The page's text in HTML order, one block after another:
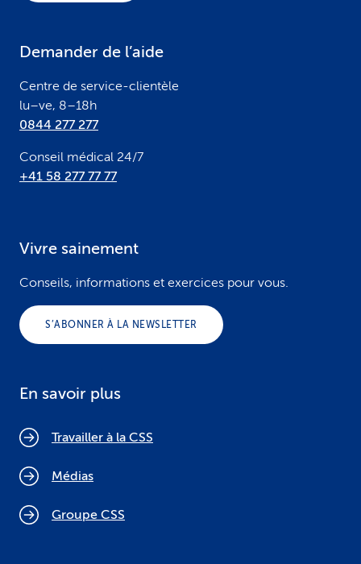
Demander de l’aide
Centre de service-clientèle
lu–ve, 8–18h
0844 277 277
Conseil médical 24/7
+41 58 277 77 77
Vivre sainement
Conseils, informations et exercices pour vous.
S’ABONNER À LA NEWSLETTER
En savoir plus
Travailler à la CSS
Médias
Groupe CSS